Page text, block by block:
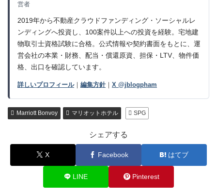
営者
2019年から不動産クラウドファンディング・ソーシャルレ
ンディングへ投資し、100案件以上への投資を経験。宅地建
物取引士資格試験に合格。公式情報や契約書面をもとに、運
営会社の本業・財務、配当・償還原資、担保・LTV、物件価
格、出口を確認しています。
詳しいプロフィール｜ 編集方針 ｜ X @jblogpham
Marriott Bonvoy マリオットホテル SPG
シェアする
X Facebook はてブ
LINE Pinterest